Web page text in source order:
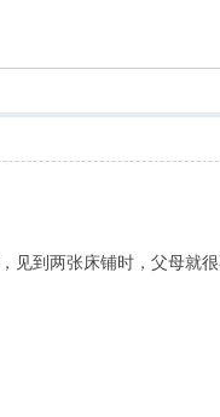
到两张床铺时，父母就很